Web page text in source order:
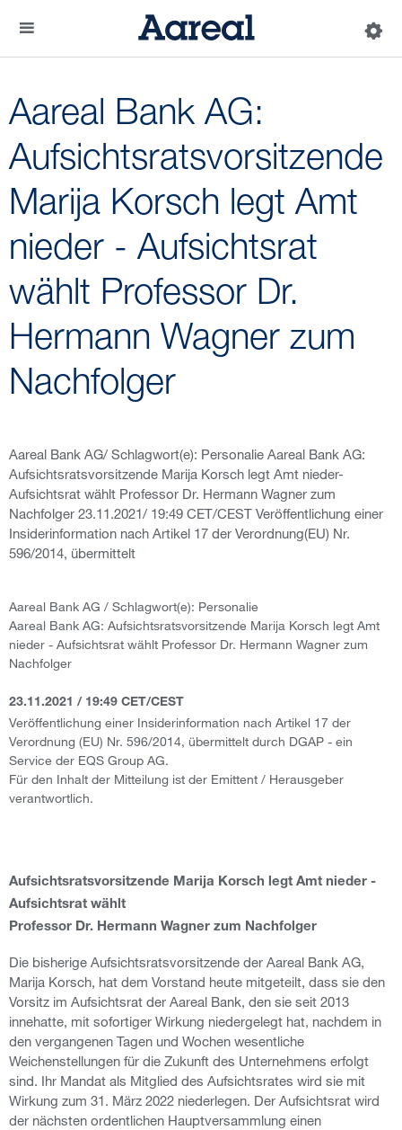
Aareal Bank AG:
Aufsichtsratsvorsitzende
Marija Korsch legt Amt
nieder - Aufsichtsrat
wählt Professor Dr.
Hermann Wagner zum
Nachfolger
Aareal Bank AG/ Schlagwort(e): Personalie Aareal Bank AG:
Aufsichtsratsvorsitzende Marija Korsch legt Amt nieder-
Aufsichtsrat wählt Professor Dr. Hermann Wagner zum
Nachfolger 23.11.2021/ 19:49 CET/CEST Veröffentlichung einer
Insiderinformation nach Artikel 17 der Verordnung(EU) Nr.
596/2014, übermittelt
Aareal Bank AG / Schlagwort(e): Personalie
Aareal Bank AG: Aufsichtsratsvorsitzende Marija Korsch legt Amt
nieder - Aufsichtsrat wählt Professor Dr. Hermann Wagner zum
Nachfolger
23.11.2021 / 19:49 CET/CEST
Veröffentlichung einer Insiderinformation nach Artikel 17 der
Verordnung (EU) Nr. 596/2014, übermittelt durch DGAP - ein
Service der EQS Group AG.
Für den Inhalt der Mitteilung ist der Emittent / Herausgeber
verantwortlich.
Aufsichtsratsvorsitzende Marija Korsch legt Amt nieder -
Aufsichtsrat wählt
Professor Dr. Hermann Wagner zum Nachfolger
Die bisherige Aufsichtsratsvorsitzende der Aareal Bank AG,
Marija Korsch, hat dem Vorstand heute mitgeteilt, dass sie den
Vorsitz im Aufsichtsrat der Aareal Bank, den sie seit 2013
innehatte, mit sofortiger Wirkung niedergelegt hat, nachdem in
den vergangenen Tagen und Wochen wesentliche
Weichenstellungen für die Zukunft des Unternehmens erfolgt
sind. Ihr Mandat als Mitglied des Aufsichtsrates wird sie mit
Wirkung zum 31. März 2022 niederlegen. Der Aufsichtsrat wird
der nächsten ordentlichen Hauptversammlung einen